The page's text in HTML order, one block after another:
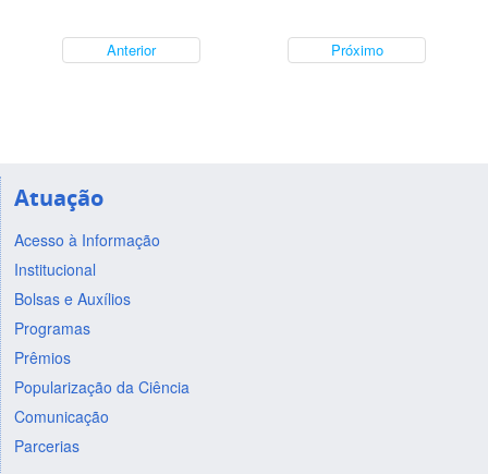
Anterior Próximo
Atuação
Acesso à Informação
Institucional
Bolsas e Auxílios
Programas
Prêmios
Popularização da Ciência
Comunicação
Parcerias